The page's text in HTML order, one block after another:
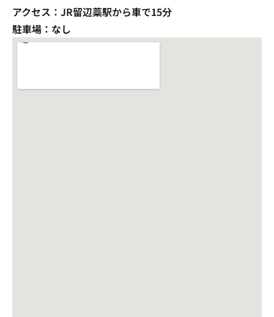
アクセス：JR留辺蘂駅から車で15分
駐車場：なし